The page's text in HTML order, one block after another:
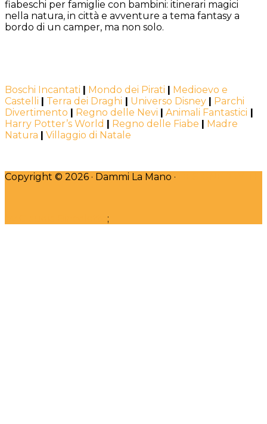
fiabeschi per famiglie con bambini: itinerari magici
nella natura, in città e avventure a tema fantasy a
bordo di un camper, ma non solo.
Boschi Incantati | Mondo dei Pirati | Medioevo e
Castelli | Terra dei Draghi | Universo Disney | Parchi
Divertimento | Regno delle Nevi | Animali Fantastici |
Harry Potter’s World | Regno delle Fiabe | Madre
Natura | Villaggio di Natale
Copyright © 2026 · Dammi La Mano ·
;